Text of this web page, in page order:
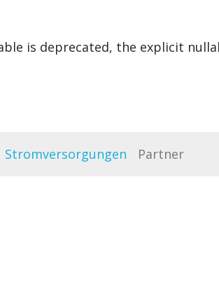
is deprecated, the explicit
Stromversorgungen Partner